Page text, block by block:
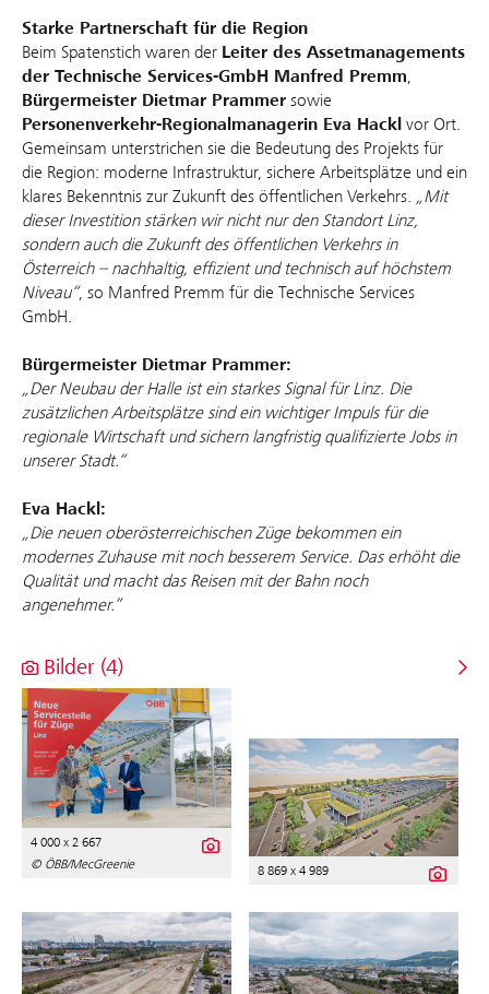
Starke Partnerschaft für die Region
Beim Spatenstich waren der Leiter des Assetmanagements
der Technische Services-GmbH Manfred Premm,
Bürgermeister Dietmar Prammer sowie
Personenverkehr-Regionalmanagerin Eva Hackl vor Ort.
Gemeinsam unterstrichen sie die Bedeutung des Projekts für
die Region: moderne Infrastruktur, sichere Arbeitsplätze und ein
klares Bekenntnis zur Zukunft des öffentlichen Verkehrs. „Mit
dieser Investition stärken wir nicht nur den Standort Linz,
sondern auch die Zukunft des öffentlichen Verkehrs in
Österreich – nachhaltig, effizient und technisch auf höchstem
Niveau“, so Manfred Premm für die Technische Services
GmbH.
Bürgermeister Dietmar Prammer:
„Der Neubau der Halle ist ein starkes Signal für Linz. Die
zusätzlichen Arbeitsplätze sind ein wichtiger Impuls für die
regionale Wirtschaft und sichern langfristig qualifizierte Jobs in
unserer Stadt.“
Eva Hackl:
„Die neuen oberösterreichischen Züge bekommen ein
modernes Zuhause mit noch besserem Service. Das erhöht die
Qualität und macht das Reisen mit der Bahn noch
angenehmer.”
Bilder (4)
4 000 x 2 667
© ÖBB/MecGreenie
8 869 x 4 989